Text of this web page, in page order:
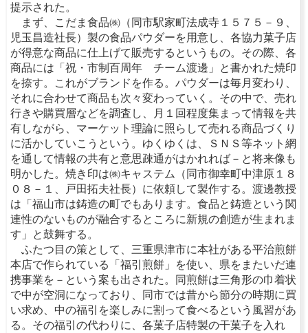
提示された。
まず、こだま食品㈱（同市駅家町法成寺１５７５－９、
児玉昌造社長）製の食品パウダーを用意し、各協力菓子店
が得意な商品に仕上げて販売するというもの。その際、各
商品には「祝・市制百周年 チーム渡邊」と書かれた焼印
を捺す。これがブランドを作る。パウダーは毎月変わり、
それに合わせて商品も次々変わっていく。その中で、売れ
行きや購買層などを調査し、月１回程度集まって情報を共
有しながら、マーケット理論に照らして売れる商品づくり
に活かしていこうという。ゆくゆくは、ＳＮＳ等ネット網
を通して情報の共有と意思疎通がはかれれば－と将来像も
明かした。焼き印は㈱キャステム（同市御幸町中津原１８
０８－１、戸田拓夫社長）に依頼して製作する。渡邊教授
は「福山市は鋳造の町でもあります。食品と鋳造という関
連性のないものが融合するところに新規の創造が生まれま
す」と鼓舞する。
ふたつ目の策として、三重県津市に本社がある平治煎餅
本店で作られている「福引煎餅」を使い、県をまたいだ連
携事業を－という案も出された。同煎餅は三角形の巾着状
で中が空洞になっており、同市では昔から節分の時期に買
い求め、中の福引を楽しみに割って食べるという風習があ
る。その福引の代わりに、各菓子店特製の干菓子を入れ